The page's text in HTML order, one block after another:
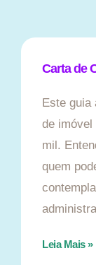
Carta de
Este guia
de imóvel
mil.
quem
Leia Mais »